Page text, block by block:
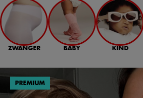
ZWANGER BABY KIND